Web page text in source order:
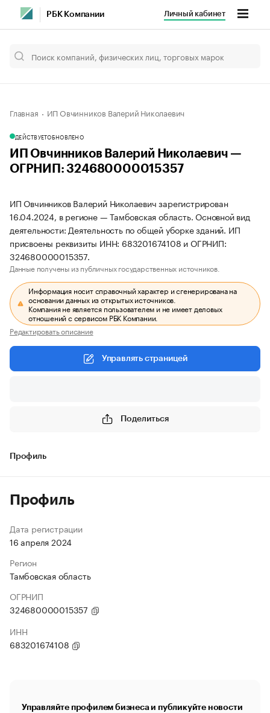
РБК Компании Личный кабинет
Главная ИП Овчинников Валерий Николаевич
ДЕЙСТВУЕТОБНОВЛЕНО
ИП Овчинников Валерий Николаевич —
ОГРНИП: 324680000015357
ИП Овчинников Валерий Николаевич зарегистрирован
16.04.2024, в регионе — Тамбовская область. Основной вид
деятельности: Деятельность по общей уборке зданий. ИП
присвоены реквизиты ИНН: 683201674108 и ОГРНИП:
324680000015357.
Данные получены из публичных государственных источников.
Информация носит справочный характер и сгенерирована на
основании данных из открытых источников.
Компания не является пользователем и не имеет деловых
отношений с сервисом РБК Компании.
Редактировать описание
Управлять страницей
Поделиться
Профиль
Профиль
Дата регистрации
16 апреля 2024
Регион
Тамбовская область
ОГРНИП
324680000015357
ИНН
683201674108
Управляйте профилем бизнеса и публикуйте новости